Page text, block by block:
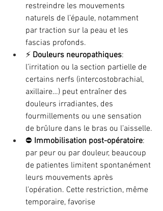
restreindre les mouvements
naturels de l’épaule, notamment
par traction sur la peau et les
fascias profonds.
⚡ Douleurs neuropathiques:
l’irritation ou la section partielle de
certains nerfs (intercostobrachial,
axillaire…) peut entraîner des
douleurs irradiantes, des
fourmillements ou une sensation
de brûlure dans le bras ou l’aisselle.
⛔ Immobilisation post-opératoire:
par peur ou par douleur, beaucoup
de patientes limitent spontanément
leurs mouvements après
l’opération. Cette restriction, même
temporaire, favorise